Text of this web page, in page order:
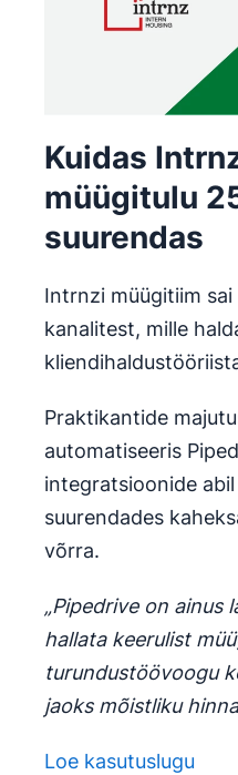
Kuidas
müügitulu
suurendas
Intrnzi müügitiim
kanalitest, mille
Praktikantide
automatiseeris
integratsioonide
suurendades
võrra.
„Pipedrive on ainus
hallata keerulist
turundustöövoogu
jaoks mõistliku
Loe kasutuslugu